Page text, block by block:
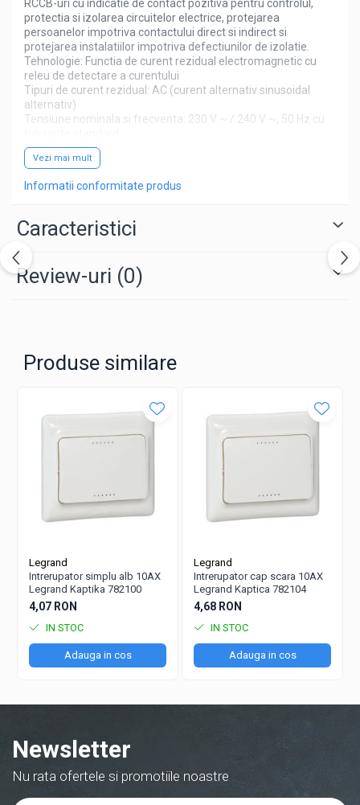
RCCB-uri cu indicatie de contact pozitiva pentru controlul,
protectia si izolarea circuitelor electrice, protejarea
persoanelor impotriva contactului direct si indirect si
protejarea instalatiilor impotriva defectiunilor de izolatie.
Tehnologie: Functia de curent rezidual electromagnetic cu
releu de detectare a curentului
Tipuri de curent rezidual: AC (curent alternativ sinusoidal
alternativ)
Tensiune nominala si frecventa: 230 V ~ / 240 V ~, 50 Hz cu
Tensiunea maxima de functionare: 250 V ~, 50 Hz
Vezi mai mult
Informatii conformitate produs
Caracteristici
Review-uri (0)
Produse similare
Legrand
Intrerupator simplu alb 10AX
Legrand Kaptika 782100
4,07 RON
IN STOC
Adauga in cos
Legrand
Intrerupator cap scara 10AX
Legrand Kaptica 782104
4,68 RON
IN STOC
Adauga in cos
Newsletter
Nu rata ofertele si promotiile noastre